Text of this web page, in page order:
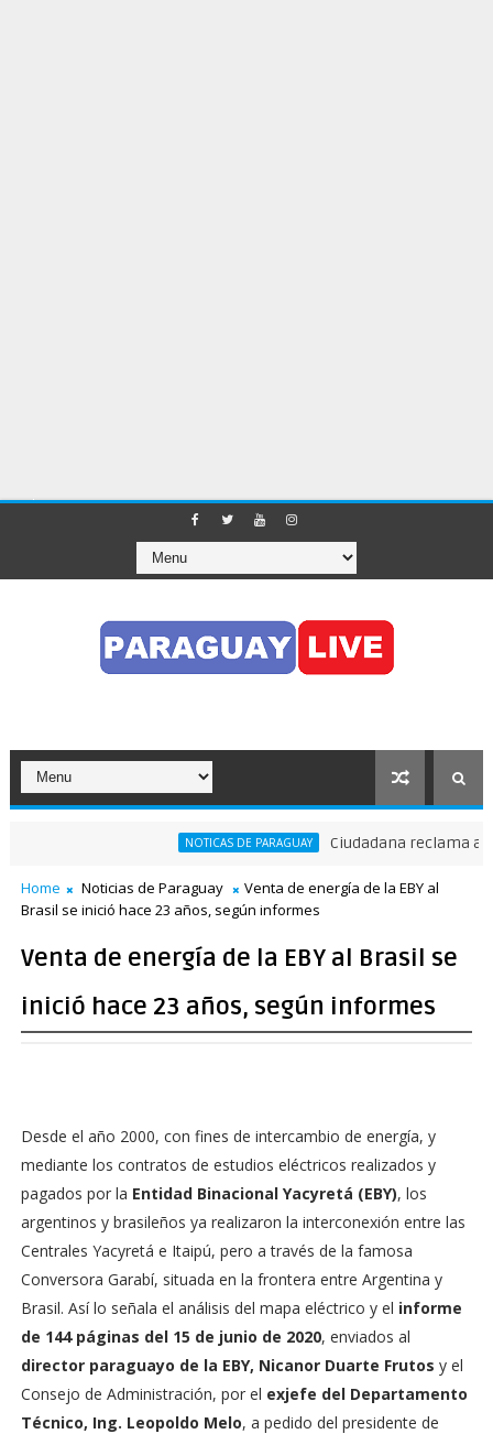
NOTICAS DE PARAGUAY Ciudadana reclama a
tránsito en pleno Puente de la Amistad
Home Noticias de Paraguay
Venta de energía de la EBY al
Brasil se inició hace 23 años, según informes
Venta de energía de la EBY al Brasil se
inició hace 23 años, según informes
Desde el año 2000, con fines de intercambio de energía, y
mediante los contratos de estudios eléctricos realizados y
pagados por la Entidad Binacional Yacyretá (EBY), los
argentinos y brasileños ya realizaron la interconexión entre las
Centrales Yacyretá e Itaipú, pero a través de la famosa
Conversora Garabí, situada en la frontera entre Argentina y
Brasil. Así lo señala el análisis del mapa eléctrico y el informe
de 144 páginas del 15 de junio de 2020, enviados al
director paraguayo de la EBY, Nicanor Duarte Frutos y el
Consejo de Administración, por el exjefe del Departamento
Técnico, Ing. Leopoldo Melo, a pedido del presidente de